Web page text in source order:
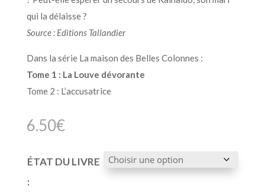
qui la délaisse ?
Source : Editions Tallandier
Dans la série La maison des Belles Colonnes :
Tome 1 : La Louve dévorante
Tome 2 : L’accusatrice
6.50€
ÉTAT DU LIVRE
: